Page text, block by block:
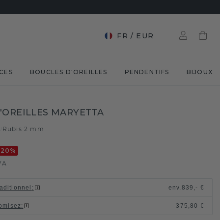
FR / EUR
BOUCLES D'OREILLES PENDENTIFS BIJOUX
MARYETTA
Rubis 2 mm
%
: env. 839,- €
: 375,80 €